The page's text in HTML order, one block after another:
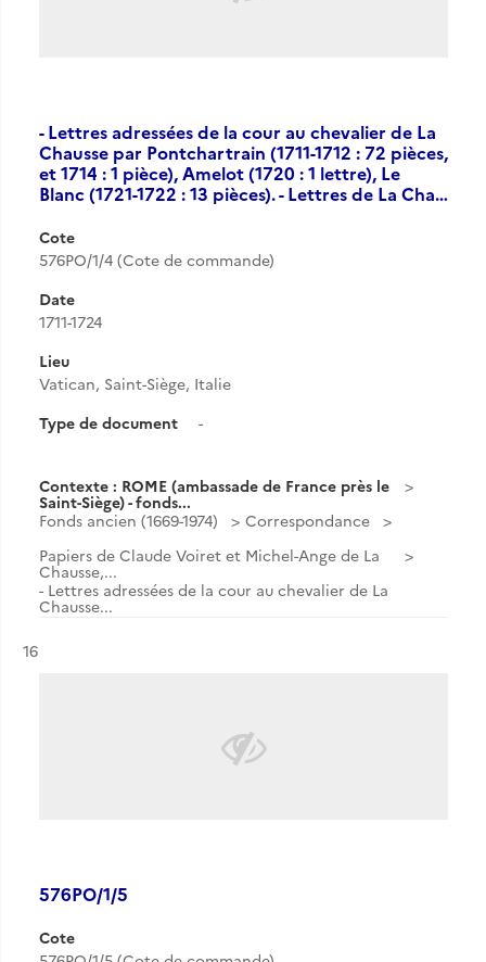
- Lettres adressées de la cour au chevalier de La
Chausse par Pontchartrain (1711-1712 : 72 pièces,
et 1714 : 1 pièce), Amelot (1720 : 1 lettre), Le
Blanc (1721-1722 : 13 pièces). - Lettres de La Cha…
Cote
576PO/1/4 (Cote de commande)
Date
1711-1724
Lieu
Vatican, Saint-Siège, Italie
Type de document
-
Contexte : ROME (ambassade de France près le
Saint-Siège) - fonds...
Fonds ancien (1669-1974)
Correspondance
Papiers de Claude Voiret et Michel-Ange de La
Chausse,...
- Lettres adressées de la cour au chevalier de La
Chausse...
Résultat n°
16
576PO/1/5
Cote